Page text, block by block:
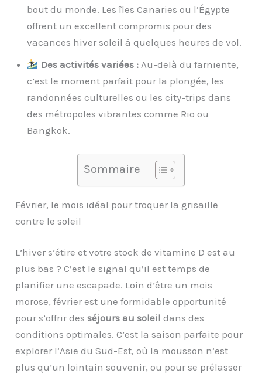
bout du monde. Les îles Canaries ou l’Égypte
offrent un excellent compromis pour des
vacances hiver soleil à quelques heures de vol.
Des activités variées :Au-delà du farniente,
c’est le moment parfait pour la plongée, les
randonnées culturelles ou les city-trips dans
des métropoles vibrantes comme Rio ou
Bangkok.
Sommaire
Février, le mois idéal pour troquer la grisaille
contre le soleil
L’hiver s’étire et votre stock de vitamine D est au
plus bas ? C’est le signal qu’il est temps de
planifier une escapade. Loin d’être un mois
morose, février est une formidable opportunité
pour s’offrir desséjours au soleil dans des
conditions optimales. C’est la saison parfaite pour
explorer l’Asie du Sud-Est, où la mousson n’est
plus qu’un lointain souvenir, ou pour se prélasser